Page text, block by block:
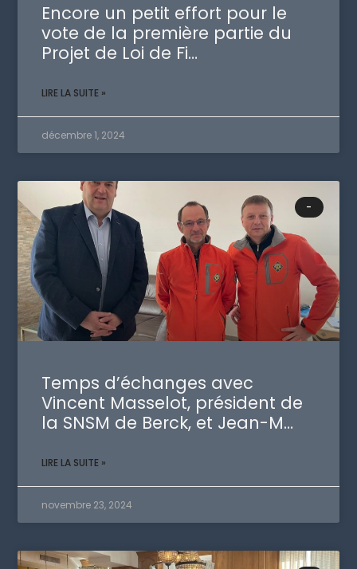
Encore un petit effort pour le
vote de la première partie du
Projet de Loi de Fi…
LIRE LA SUITE »
décembre 1, 2024
-
Temps d’échanges avec
Vincent Masselot, président de
la SNSM de Berck, et Jean-M…
LIRE LA SUITE »
novembre 23, 2024